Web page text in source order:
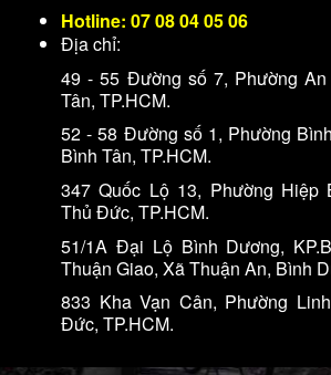
Hotline: 07 08 04 05 06
Địa chỉ:
49 - 55 Đường số 7, Phường
Tân, TP.HCM.
52 - 58 Đường số 1, Phường
Bình Tân, TP.HCM.
347 Quốc Lộ 13, Phường Hiệp
Thủ Đức, TP.HCM.
51/1A Đại Lộ Bình Dương,
Thuận Giao, Xã Thuận An, Bình
833 Kha Vạn Cân, Phường
Đức, TP.HCM.